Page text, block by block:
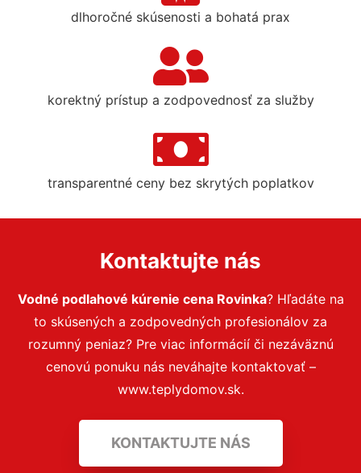
dlhoročné skúsenosti a bohatá prax
korektný prístup a zodpovednosť za služby
transparentné ceny bez skrytých poplatkov
Kontaktujte nás
Vodné podlahové kúrenie cena Rovinka? Hľadáte na
to skúsených a zodpovedných profesionálov za
rozumný peniaz? Pre viac informácií či nezáväznú
cenovú ponuku nás neváhajte kontaktovať –
www.teplydomov.sk.
KONTAKTUJTE NÁS